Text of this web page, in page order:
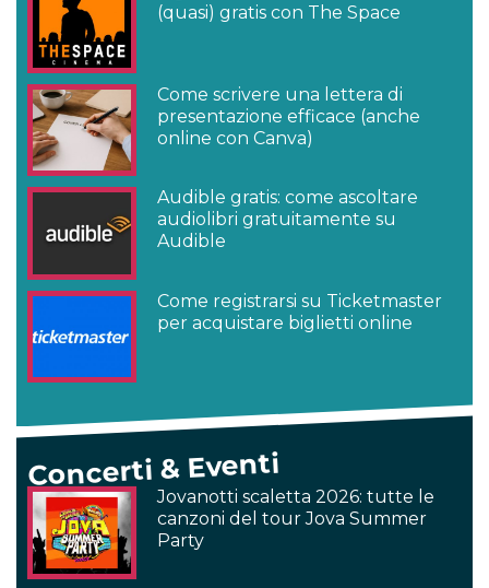
(quasi) gratis con The Space
Come scrivere una lettera di
presentazione efficace (anche
online con Canva)
Audible gratis: come ascoltare
audiolibri gratuitamente su
Audible
Come registrarsi su Ticketmaster
per acquistare biglietti online
Concerti & Eventi
Jovanotti scaletta 2026: tutte le
canzoni del tour Jova Summer
Party